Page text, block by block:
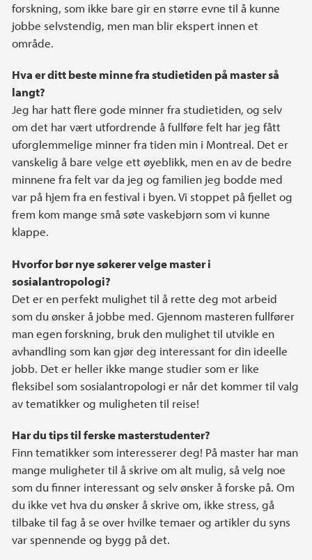
forskning, som ikke bare gir en større evne til å kunne
jobbe selvstendig, men man blir ekspert innen et
område.
Hva er ditt beste minne fra studietiden på master så
langt?
Jeg har hatt flere gode minner fra studietiden, og selv
om det har vært utfordrende å fullføre felt har jeg fått
uforglemmelige minner fra tiden min i Montreal. Det er
vanskelig å bare velge ett øyeblikk, men en av de bedre
minnene fra felt var da jeg og familien jeg bodde med
var på hjem fra en festival i byen. Vi stoppet på fjellet og
frem kom mange små søte vaskebjørn som vi kunne
klappe.
Hvorfor bør nye søkerer velge master i
sosialantropologi?
Det er en perfekt mulighet til å rette deg mot arbeid
som du ønsker å jobbe med. Gjennom masteren fullfører
man egen forskning, bruk den mulighet til utvikle en
avhandling som kan gjør deg interessant for din ideelle
jobb. Det er heller ikke mange studier som er like
fleksibel som sosialantropologi er når det kommer til valg
av tematikker og muligheten til reise!
Har du tips til ferske masterstudenter?
Finn tematikker som interesserer deg! På master har man
mange muligheter til å skrive om alt mulig, så velg noe
som du finner interessant og selv ønsker å forske på. Om
du ikke vet hva du ønsker å skrive om, ikke stress, gå
tilbake til fag å se over hvilke temaer og artikler du syns
var spennende og bygg på det.